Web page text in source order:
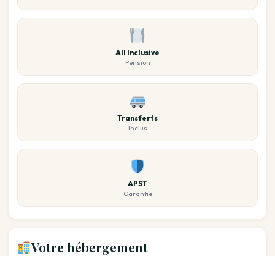
All Inclusive
Pension
Transferts
Inclus
APST
Garantie
Votre hébergement